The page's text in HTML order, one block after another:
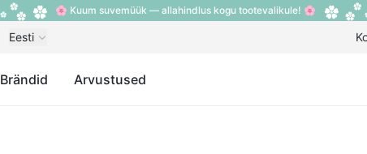
🌸 Kuum suvemüük — allahindlus kogu tootevalikule! 🌸
Eesti
Brändid Arvustused